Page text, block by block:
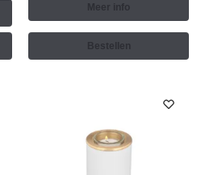
Meer info
Bestellen